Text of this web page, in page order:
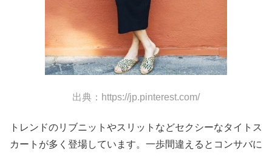
出典：https://jp.pinterest.com/
トレンドのリブニットやスリットなどセクシーなタイトス
カートが多く登場しています。一歩間違えるとコンサバに